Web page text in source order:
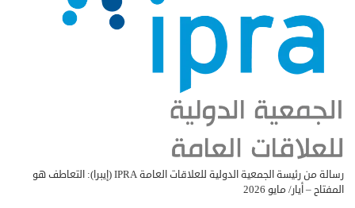
رسالة من رئيسة الجمعية الدولية للعلاقات العامة IPRA (إيبرا): التعاطف هو
المفتاح – أيار/ مايو 2026